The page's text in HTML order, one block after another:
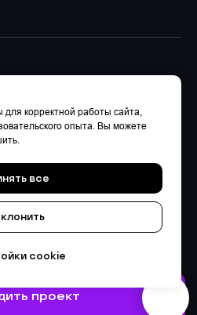
проект
корректной работы сайта,
опыта. Вы можете
все
cookie